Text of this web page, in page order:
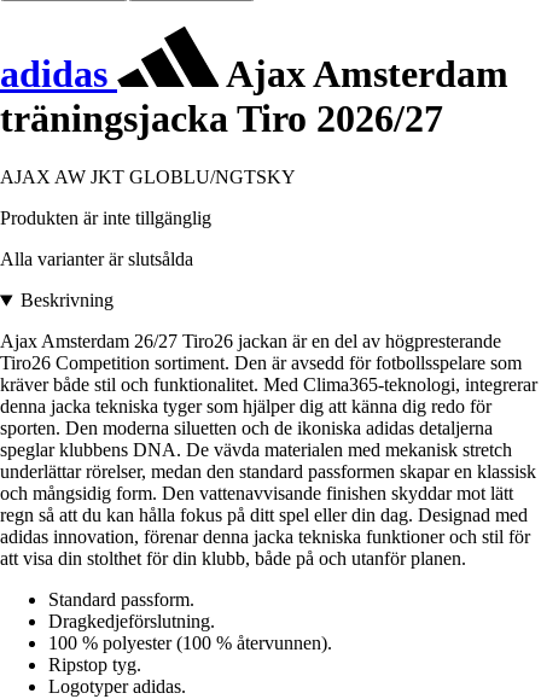
adidas
Ajax Amsterdam
träningsjacka Tiro 2026/27
AJAX AW JKT GLOBLU/NGTSKY
Produkten är inte tillgänglig
Alla varianter är slutsålda
Beskrivning
Ajax Amsterdam 26/27 Tiro26 jackan är en del av högpresterande
Tiro26 Competition sortiment. Den är avsedd för fotbollsspelare som
kräver både stil och funktionalitet. Med Clima365-teknologi, integrerar
denna jacka tekniska tyger som hjälper dig att känna dig redo för
sporten. Den moderna siluetten och de ikoniska adidas detaljerna
speglar klubbens DNA. De vävda materialen med mekanisk stretch
underlättar rörelser, medan den standard passformen skapar en klassisk
och mångsidig form. Den vattenavvisande finishen skyddar mot lätt
regn så att du kan hålla fokus på ditt spel eller din dag. Designad med
adidas innovation, förenar denna jacka tekniska funktioner och stil för
att visa din stolthet för din klubb, både på och utanför planen.
Standard passform.
Dragkedjeförslutning.
100 % polyester (100 % återvunnen).
Ripstop tyg.
Logotyper adidas.